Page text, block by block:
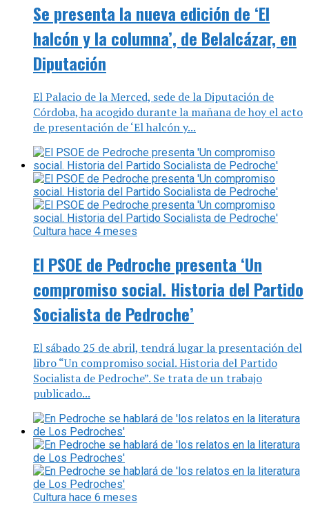
Se presenta la nueva edición de ‘El
halcón y la columna’, de Belalcázar, en
Diputación
El Palacio de la Merced, sede de la Diputación de
Córdoba, ha acogido durante la mañana de hoy el acto
de presentación de ‘El halcón y...
Cultura hace 4 meses
El PSOE de Pedroche presenta ‘Un
compromiso social. Historia del Partido
Socialista de Pedroche’
El sábado 25 de abril, tendrá lugar la presentación del
libro “Un compromiso social. Historia del Partido
Socialista de Pedroche”. Se trata de un trabajo
publicado...
Cultura hace 6 meses